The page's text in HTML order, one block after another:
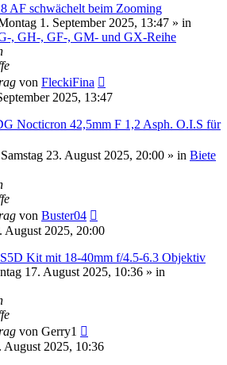
AF schwächelt beim Zooming
1. September 2025, 13:47 » in
, GH-, GF-, GM- und GX-Reihe
von FleckiFina
2025, 13:47
Nocticron 42,5mm F 1,2 Asph. O.I.S für
23. August 2025, 20:00 » in Biete
von Buster04
August 2025, 20:00
Kit mit 18-40mm f/4.5-6.3 Objektiv
17. August 2025, 10:36 » in
von Gerry1
August 2025, 10:36